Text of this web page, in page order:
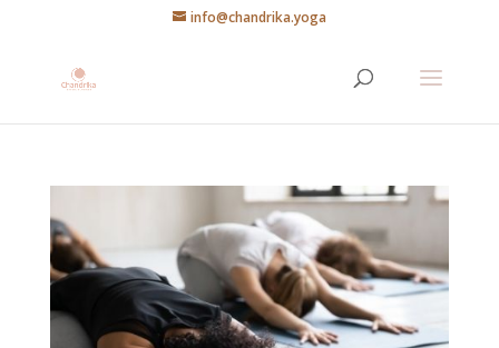
info@chandrika.yoga